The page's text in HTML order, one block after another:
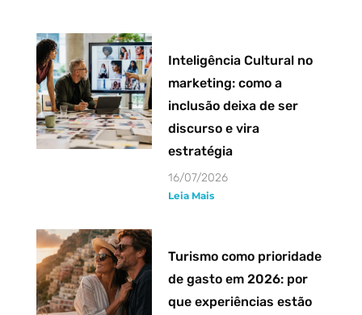
Inteligência Cultural no
marketing: como a
inclusão deixa de ser
discurso e vira
estratégia
16/07/2026
Leia Mais
Turismo como prioridade
de gasto em 2026: por
que experiências estão